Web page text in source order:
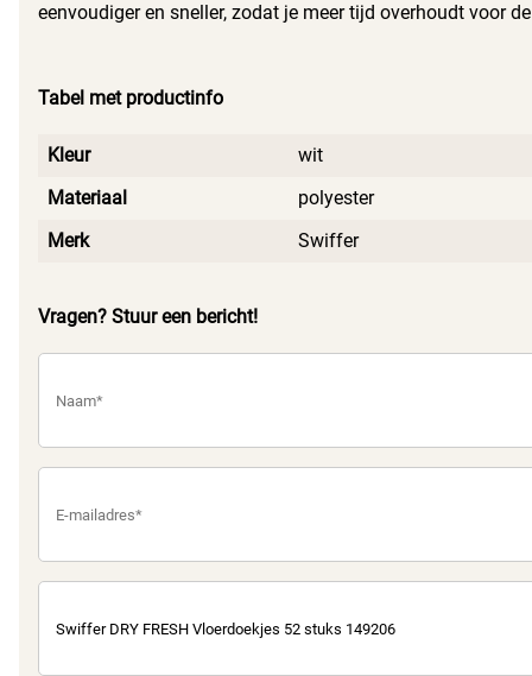
eenvoudiger en sneller, zodat je meer tijd overhoudt voor de
Tabel met productinfo
Kleur
wit
Materiaal
polyester
Merk
Swiffer
Vragen? Stuur een bericht!